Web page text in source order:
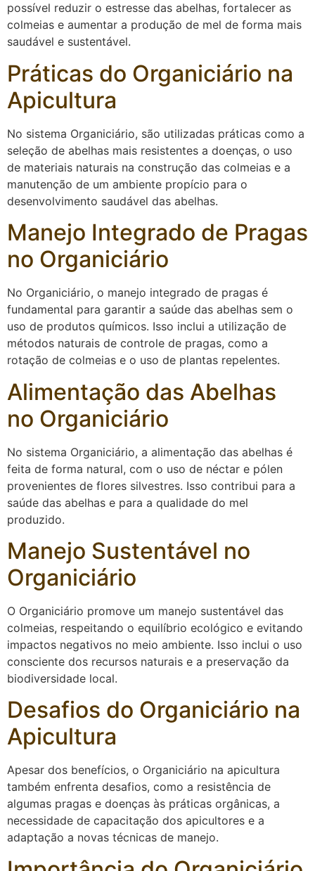
possível reduzir o estresse das abelhas, fortalecer as
colmeias e aumentar a produção de mel de forma mais
saudável e sustentável.
Práticas do Organiciário na
Apicultura
No sistema Organiciário, são utilizadas práticas como a
seleção de abelhas mais resistentes a doenças, o uso
de materiais naturais na construção das colmeias e a
manutenção de um ambiente propício para o
desenvolvimento saudável das abelhas.
Manejo Integrado de Pragas
no Organiciário
No Organiciário, o manejo integrado de pragas é
fundamental para garantir a saúde das abelhas sem o
uso de produtos químicos. Isso inclui a utilização de
métodos naturais de controle de pragas, como a
rotação de colmeias e o uso de plantas repelentes.
Alimentação das Abelhas
no Organiciário
No sistema Organiciário, a alimentação das abelhas é
feita de forma natural, com o uso de néctar e pólen
provenientes de flores silvestres. Isso contribui para a
saúde das abelhas e para a qualidade do mel
produzido.
Manejo Sustentável no
Organiciário
O Organiciário promove um manejo sustentável das
colmeias, respeitando o equilíbrio ecológico e evitando
impactos negativos no meio ambiente. Isso inclui o uso
consciente dos recursos naturais e a preservação da
biodiversidade local.
Desafios do Organiciário na
Apicultura
Apesar dos benefícios, o Organiciário na apicultura
também enfrenta desafios, como a resistência de
algumas pragas e doenças às práticas orgânicas, a
necessidade de capacitação dos apicultores e a
adaptação a novas técnicas de manejo.